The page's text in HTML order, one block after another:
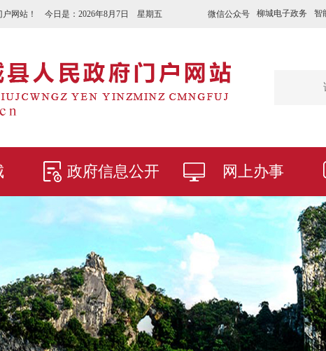
微信公众号 柳城电子政务 智
户网站！ 今日是： 2026年8月7日 星期五
政府信息公开 网上办事